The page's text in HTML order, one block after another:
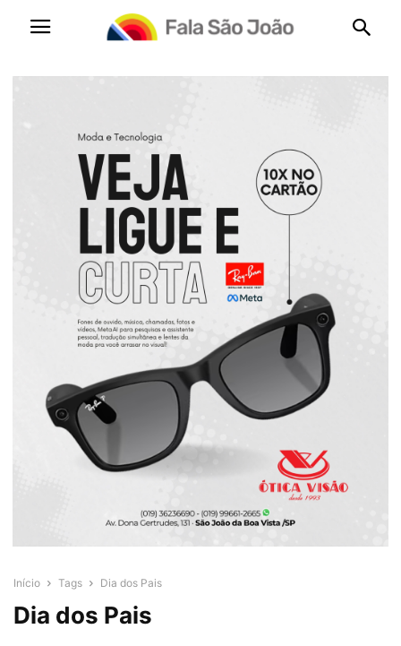
Início Tags Dia dos Pais
Dia dos Pais